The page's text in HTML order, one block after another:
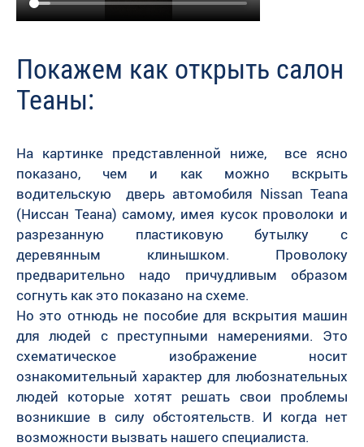
Покажем как открыть салон
Теаны:
На картинке представленной ниже, все ясно
показано, чем и как можно вскрыть
водительскую дверь автомобиля Nissan Teana
(Ниссан Теана) самому, имея кусок проволоки и
разрезанную пластиковую бутылку с
деревянным клинышком. Проволоку
предварительно надо причудливым образом
согнуть как это показано на схеме.
Но это отнюдь не пособие для вскрытия машин
для людей с преступными намерениями. Это
схематическое изображение носит
ознакомительный характер для любознательных
людей которые хотят решать свои проблемы
возникшие в силу обстоятельств. И когда нет
возможности вызвать нашего специалиста.